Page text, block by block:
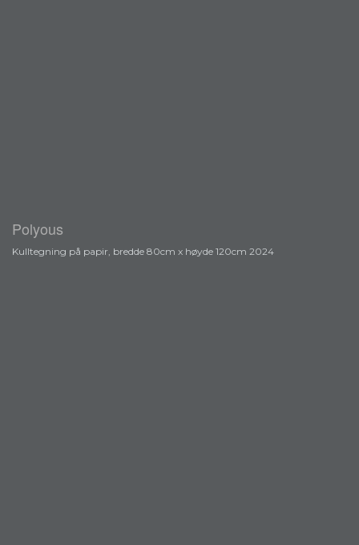
Polyous
Kulltegning på papir, bredde 80cm x høyde 120cm 2024